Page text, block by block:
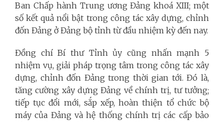
Ban Chấp hành Trung ương Đảng khoá XIII; một
số kết quả nổi bật trong công tác xây dựng, chỉnh
đốn Đảng ở Đảng bộ tỉnh từ đầu nhiệm kỳ đến nay.
Đồng chí Bí thư Tỉnh ủy cũng nhấn mạnh 5
nhiệm vụ, giải pháp trọng tâm trong công tác xây
dựng, chỉnh đốn Đảng trong thời gian tới. Đó là,
tăng cường xây dựng Đảng về chính trị, tư tưởng;
tiếp tục đổi mới, sắp xếp, hoàn thiện tổ chức bộ
máy của Đảng và hệ thống chính trị các cấp bảo